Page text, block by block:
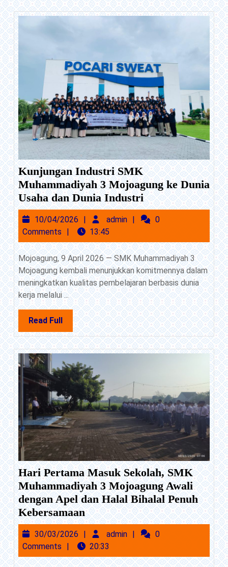
Kunjungan Industri SMK
Muhammadiyah 3 Mojoagung ke Dunia
Usaha dan Dunia IndustriKunjungan
Industri
SMK
Muhammadiyah
3
Mojoagung
ke
Dunia
Usaha
dan
Dunia
Industri
10/04/2026 10/04/2026
admin admin
0
Comments
13:45
Mojoagung, 9 April 2026 — SMK Muhammadiyah 3
Mojoagung kembali menunjukkan komitmennya dalam
meningkatkan kualitas pembelajaran berbasis dunia
kerja melalui ...
Read FullRead
Full
Hari Pertama Masuk Sekolah, SMK
Muhammadiyah 3 Mojoagung Awali
dengan Apel dan Halal Bihalal Penuh
KebersamaanHari
Pertama
Masuk
Sekolah,
30/03/2026 30/03/2026
admin admin
0
Comments
20:33